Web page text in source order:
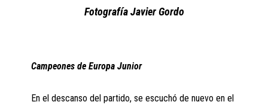
Fotografía Javier Gordo
Campeones de Europa Junior
En el descanso del partido, se escuchó de nuevo en el